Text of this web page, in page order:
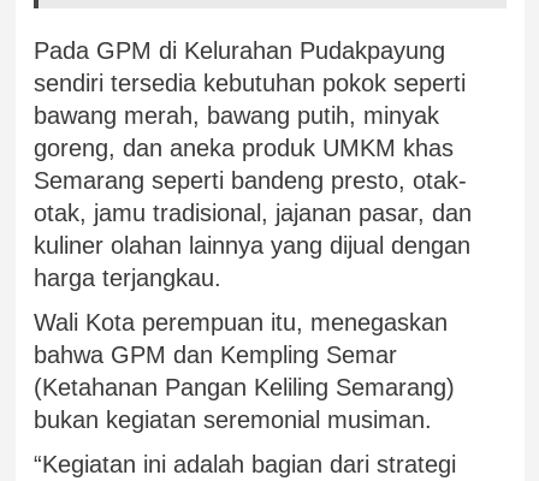
Pada GPM di Kelurahan Pudakpayung
sendiri tersedia kebutuhan pokok seperti
bawang merah, bawang putih, minyak
goreng, dan aneka produk UMKM khas
Semarang seperti bandeng presto, otak-
otak, jamu tradisional, jajanan pasar, dan
kuliner olahan lainnya yang dijual dengan
harga terjangkau.
Wali Kota perempuan itu, menegaskan
bahwa GPM dan Kempling Semar
(Ketahanan Pangan Keliling Semarang)
bukan kegiatan seremonial musiman.
“Kegiatan ini adalah bagian dari strategi